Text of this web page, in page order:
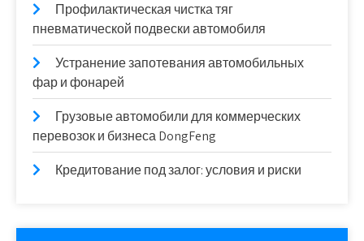
Профилактическая чистка тяг
пневматической подвески автомобиля
Устранение запотевания автомобильных
фар и фонарей
Грузовые автомобили для коммерческих
перевозок и бизнеса DongFeng
Кредитование под залог: условия и риски